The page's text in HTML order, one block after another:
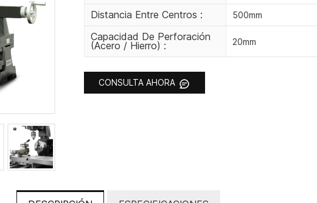
Distancia Entre Centros : 500mm
Capacidad De Perforación
(acero / Hierro) : 20mm
CONSULTA AHORA